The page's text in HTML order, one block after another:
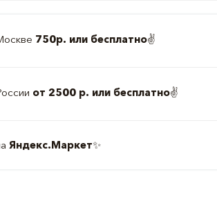
750р. или бесплатно✌️
от 2500 р. или бесплатно✌️
Яндекс.Маркет✨